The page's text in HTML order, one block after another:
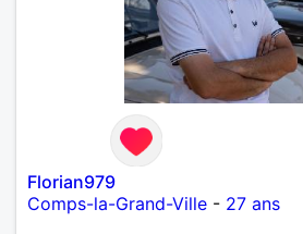
Florian979
Comps-la-Grand-Ville - 27 ans